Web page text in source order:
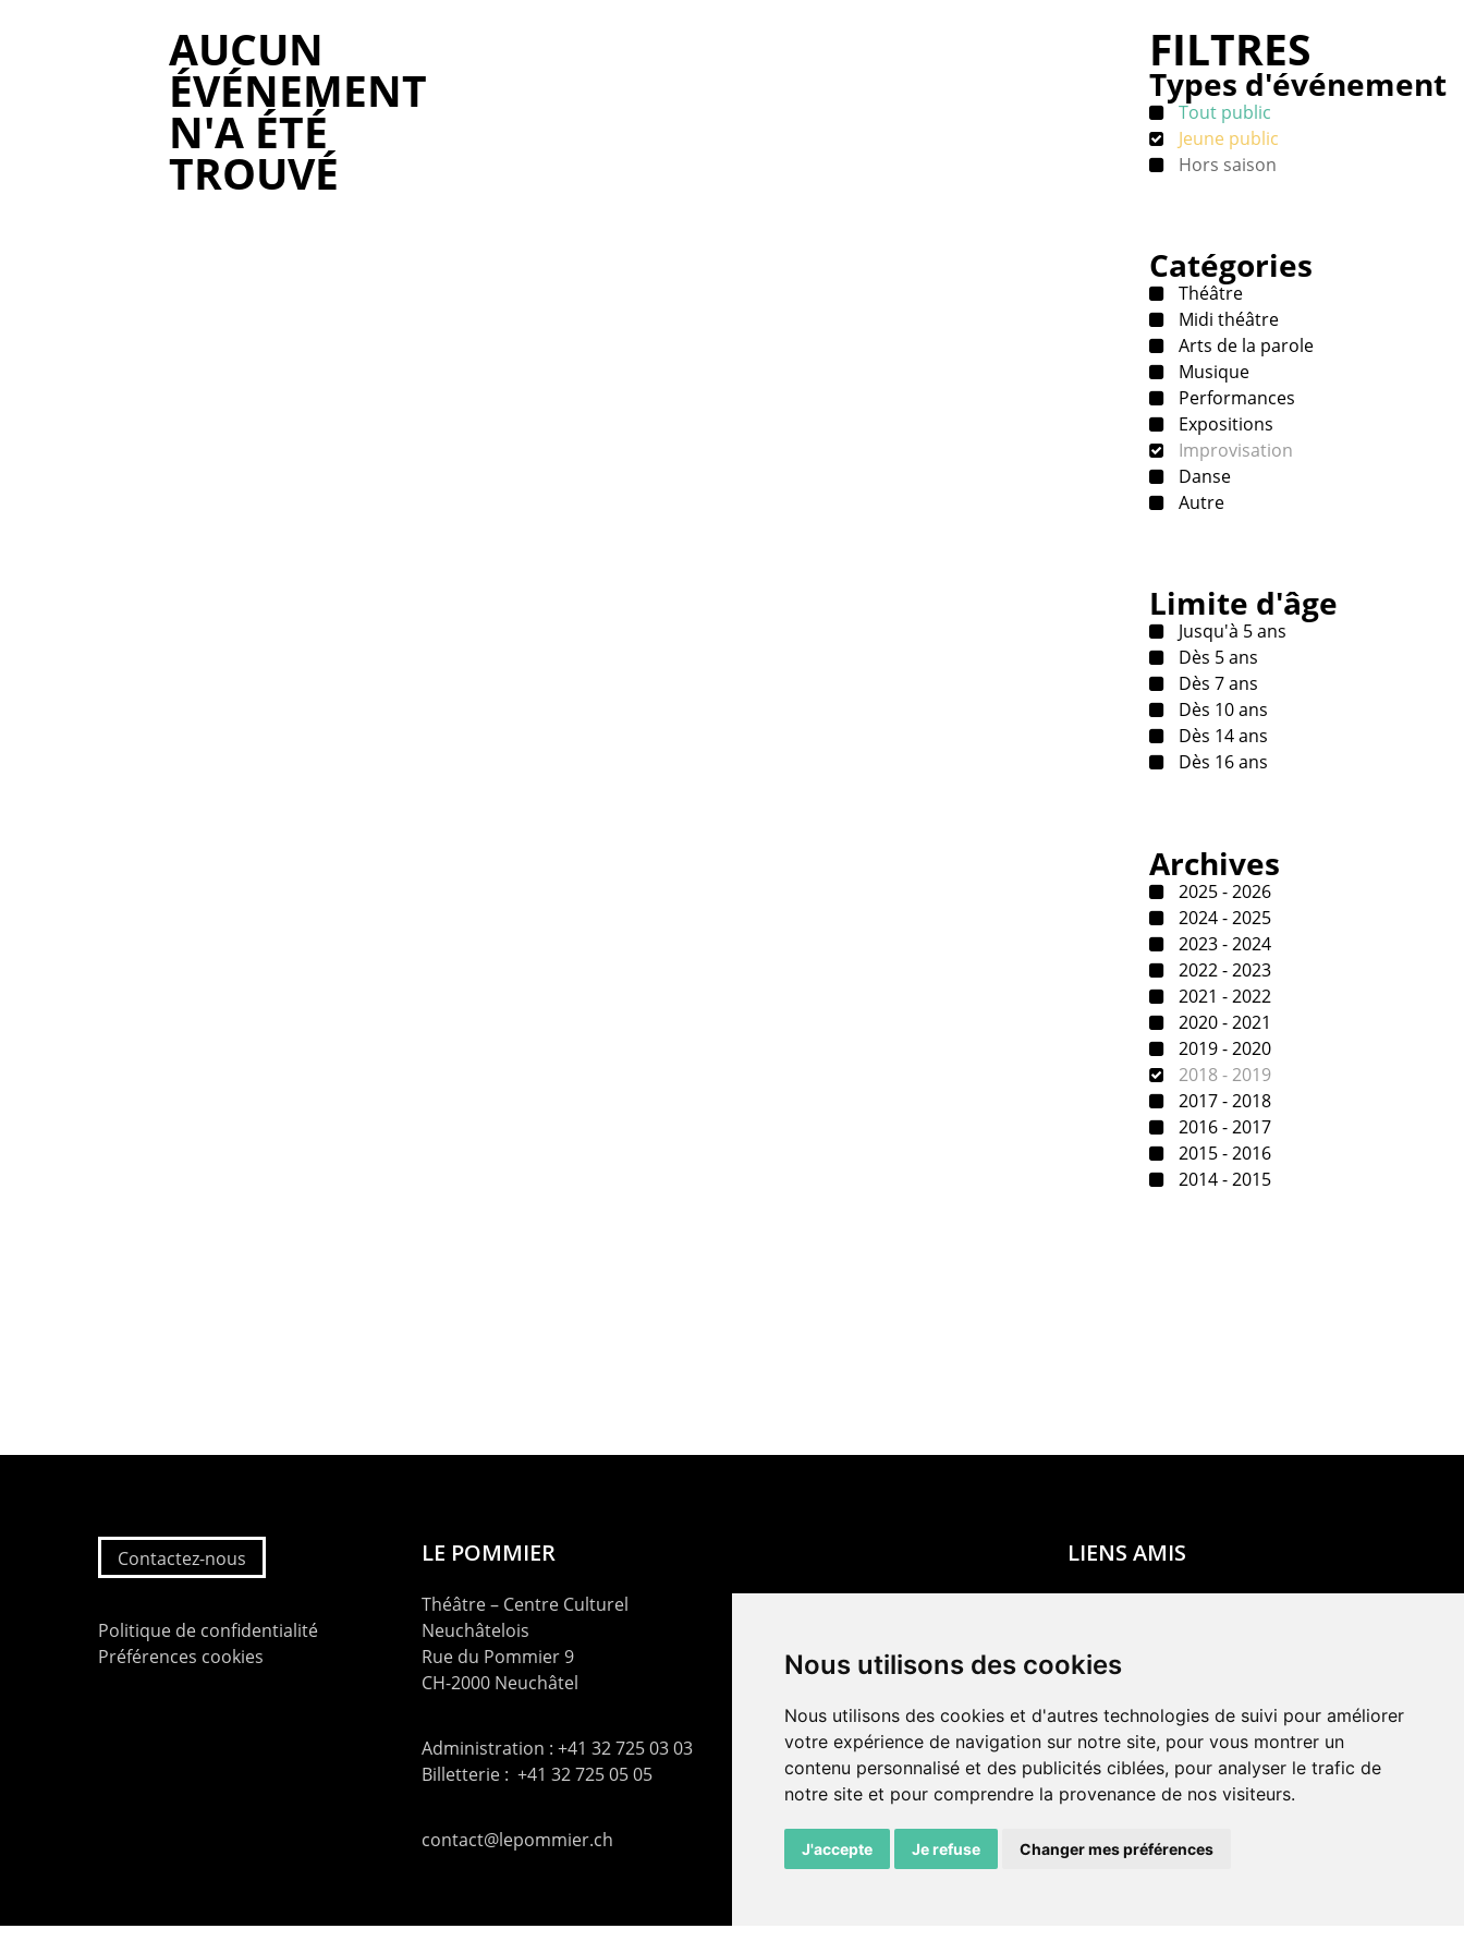
Nous utilisons des cookies
Nous utilisons des cookies et d'autres technologies de suivi pour améliorer
votre expérience de navigation sur notre site, pour vous montrer un
contenu personnalisé et des publicités ciblées, pour analyser le trafic de
notre site et pour comprendre la provenance de nos visiteurs.
J'accepte Je refuse Changer mes préférences
AUCUN
ÉVÉNEMENT
N'A ÉTÉ
TROUVÉ
FILTRES
Types d'événement
Tout public
Jeune public
Hors saison
Catégories
Théâtre
Midi théâtre
Arts de la parole
Musique
Performances
Expositions
Improvisation
Danse
Autre
Limite d'âge
Jusqu'à 5 ans
Dès 5 ans
Dès 7 ans
Dès 10 ans
Dès 14 ans
Dès 16 ans
Archives
2025 - 2026
2024 - 2025
2023 - 2024
2022 - 2023
2021 - 2022
2020 - 2021
2019 - 2020
2018 - 2019
2017 - 2018
2016 - 2017
2015 - 2016
2014 - 2015
Contactez-nous
Politique de confidentialité
Préférences cookies
LE POMMIER
Théâtre – Centre Culturel
Neuchâtelois
Rue du Pommier 9
CH-2000 Neuchâtel
Administration : +41 32 725 03 03
Billetterie : +41 32 725 05 05
contact@lepommier.ch
LIENS AMIS